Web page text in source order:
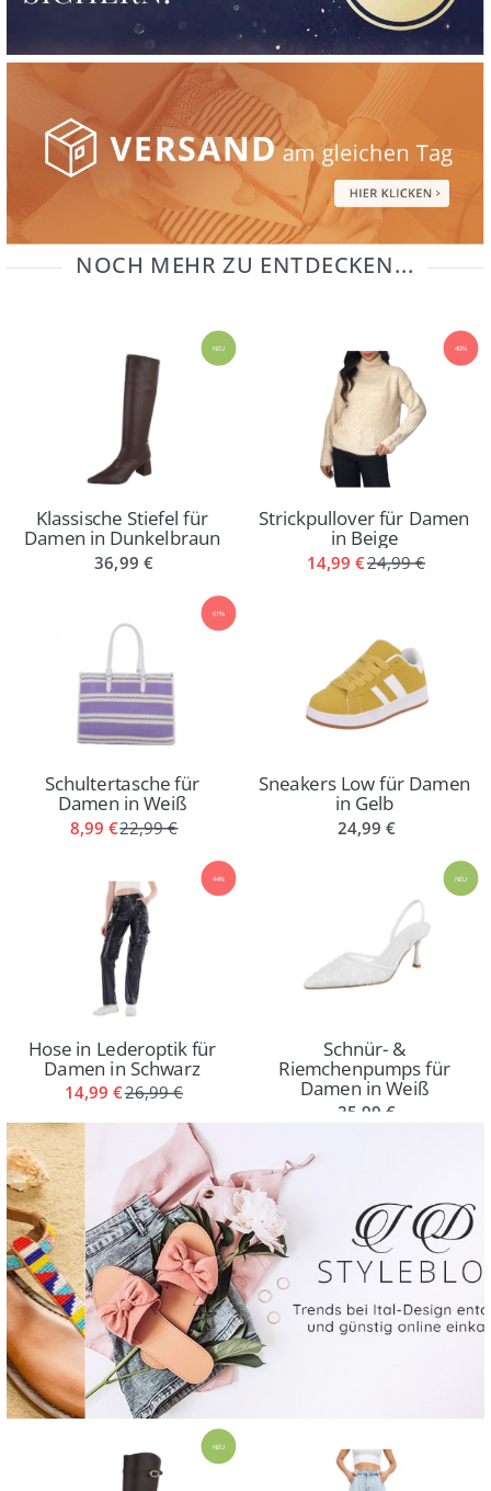
NOCH MEHR ZU ENTDECKEN...
61%
Schultertasche für
Damen in Weiß
8,99 €22,99 €
Sneakers Low für Damen
in Gelb
24,99 €
44%
Hose in Lederoptik für
Damen in Schwarz
14,99 €26,99 €
NEU
Schnür- &
Riemchenpumps für
Damen in Weiß
25,99 €
NEU
Klassische Stiefel für
Damen in Dunkelbraun
36,99 €
40%
Strickpullover für Damen
in Beige
14,99 €24,99 €
NEU